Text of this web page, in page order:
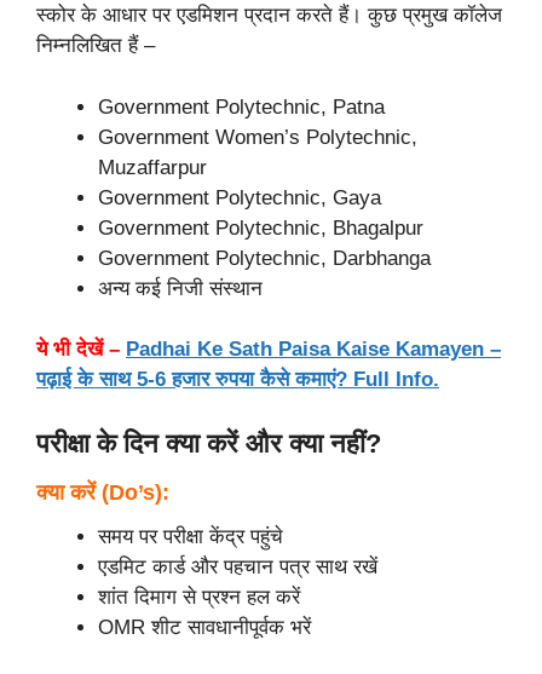
स्कोर के आधार पर एडमिशन प्रदान करते हैं। कुछ प्रमुख कॉलेज
निम्नलिखित हैं –
Government Polytechnic, Patna
Government Women’s Polytechnic,
Muzaffarpur
Government Polytechnic, Gaya
Government Polytechnic, Bhagalpur
Government Polytechnic, Darbhanga
अन्य कई निजी संस्थान
ये भी देखें – Padhai Ke Sath Paisa Kaise Kamayen –
पढ़ाई के साथ 5-6 हजार रुपया कैसे कमाएं? Full Info.
परीक्षा के दिन क्या करें और क्या नहीं?
क्या करें (Do’s):
समय पर परीक्षा केंद्र पहुंचे
एडमिट कार्ड और पहचान पत्र साथ रखें
शांत दिमाग से प्रश्न हल करें
OMR शीट सावधानीपूर्वक भरें